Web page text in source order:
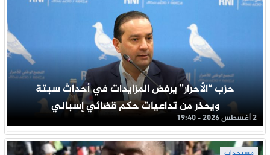
حزب “الأحرار” يرفض المزايدات في أحداث سبتة
ويحذر من تداعيات حكم قضائي إسباني
2 أغسطس 2026 - 19:40